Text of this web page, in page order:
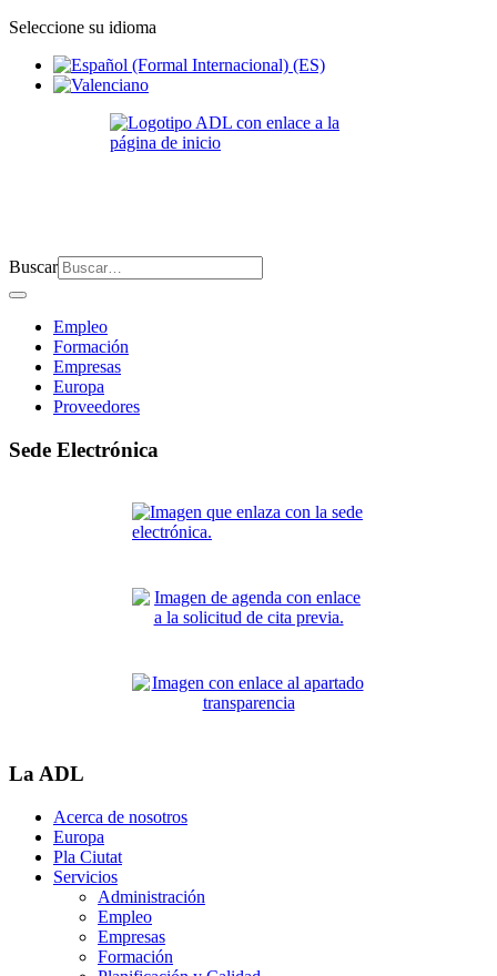
Seleccione su idioma
Buscar
Empleo
Formación
Empresas
Europa
Proveedores
Sede Electrónica
La ADL
Acerca de nosotros
Europa
Pla Ciutat
Servicios
Administración
Empleo
Empresas
Formación